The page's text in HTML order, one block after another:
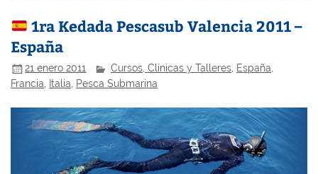
1ra Kedada Pescasub Valencia 2011 –
España
21 enero 2011 Cursos, Clínicas y Talleres, España,
Francia
Italia Pesca Submarina